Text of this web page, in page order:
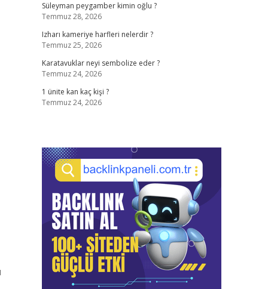
Süleyman peygamber kimin oğlu ?
Temmuz 28, 2026
Izharı kameriye harfleri nelerdir ?
Temmuz 25, 2026
Karatavuklar neyi sembolize eder ?
Temmuz 24, 2026
1 ünite kan kaç kişi ?
Temmuz 24, 2026